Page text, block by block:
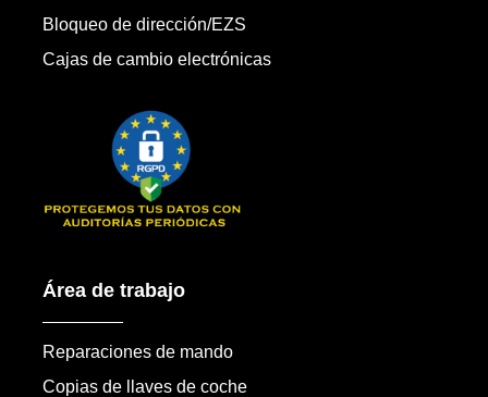
Bloqueo de dirección/EZS
Cajas de cambio electrónicas
Área de trabajo
Reparaciones de mando
Copias de llaves de coche